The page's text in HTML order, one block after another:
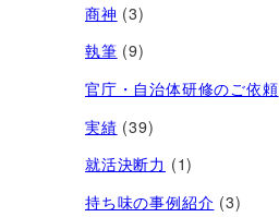
商神 (3)
執筆 (9)
官庁・自治体研修のご依頼
実績 (39)
就活決断力 (1)
持ち味の事例紹介 (3)